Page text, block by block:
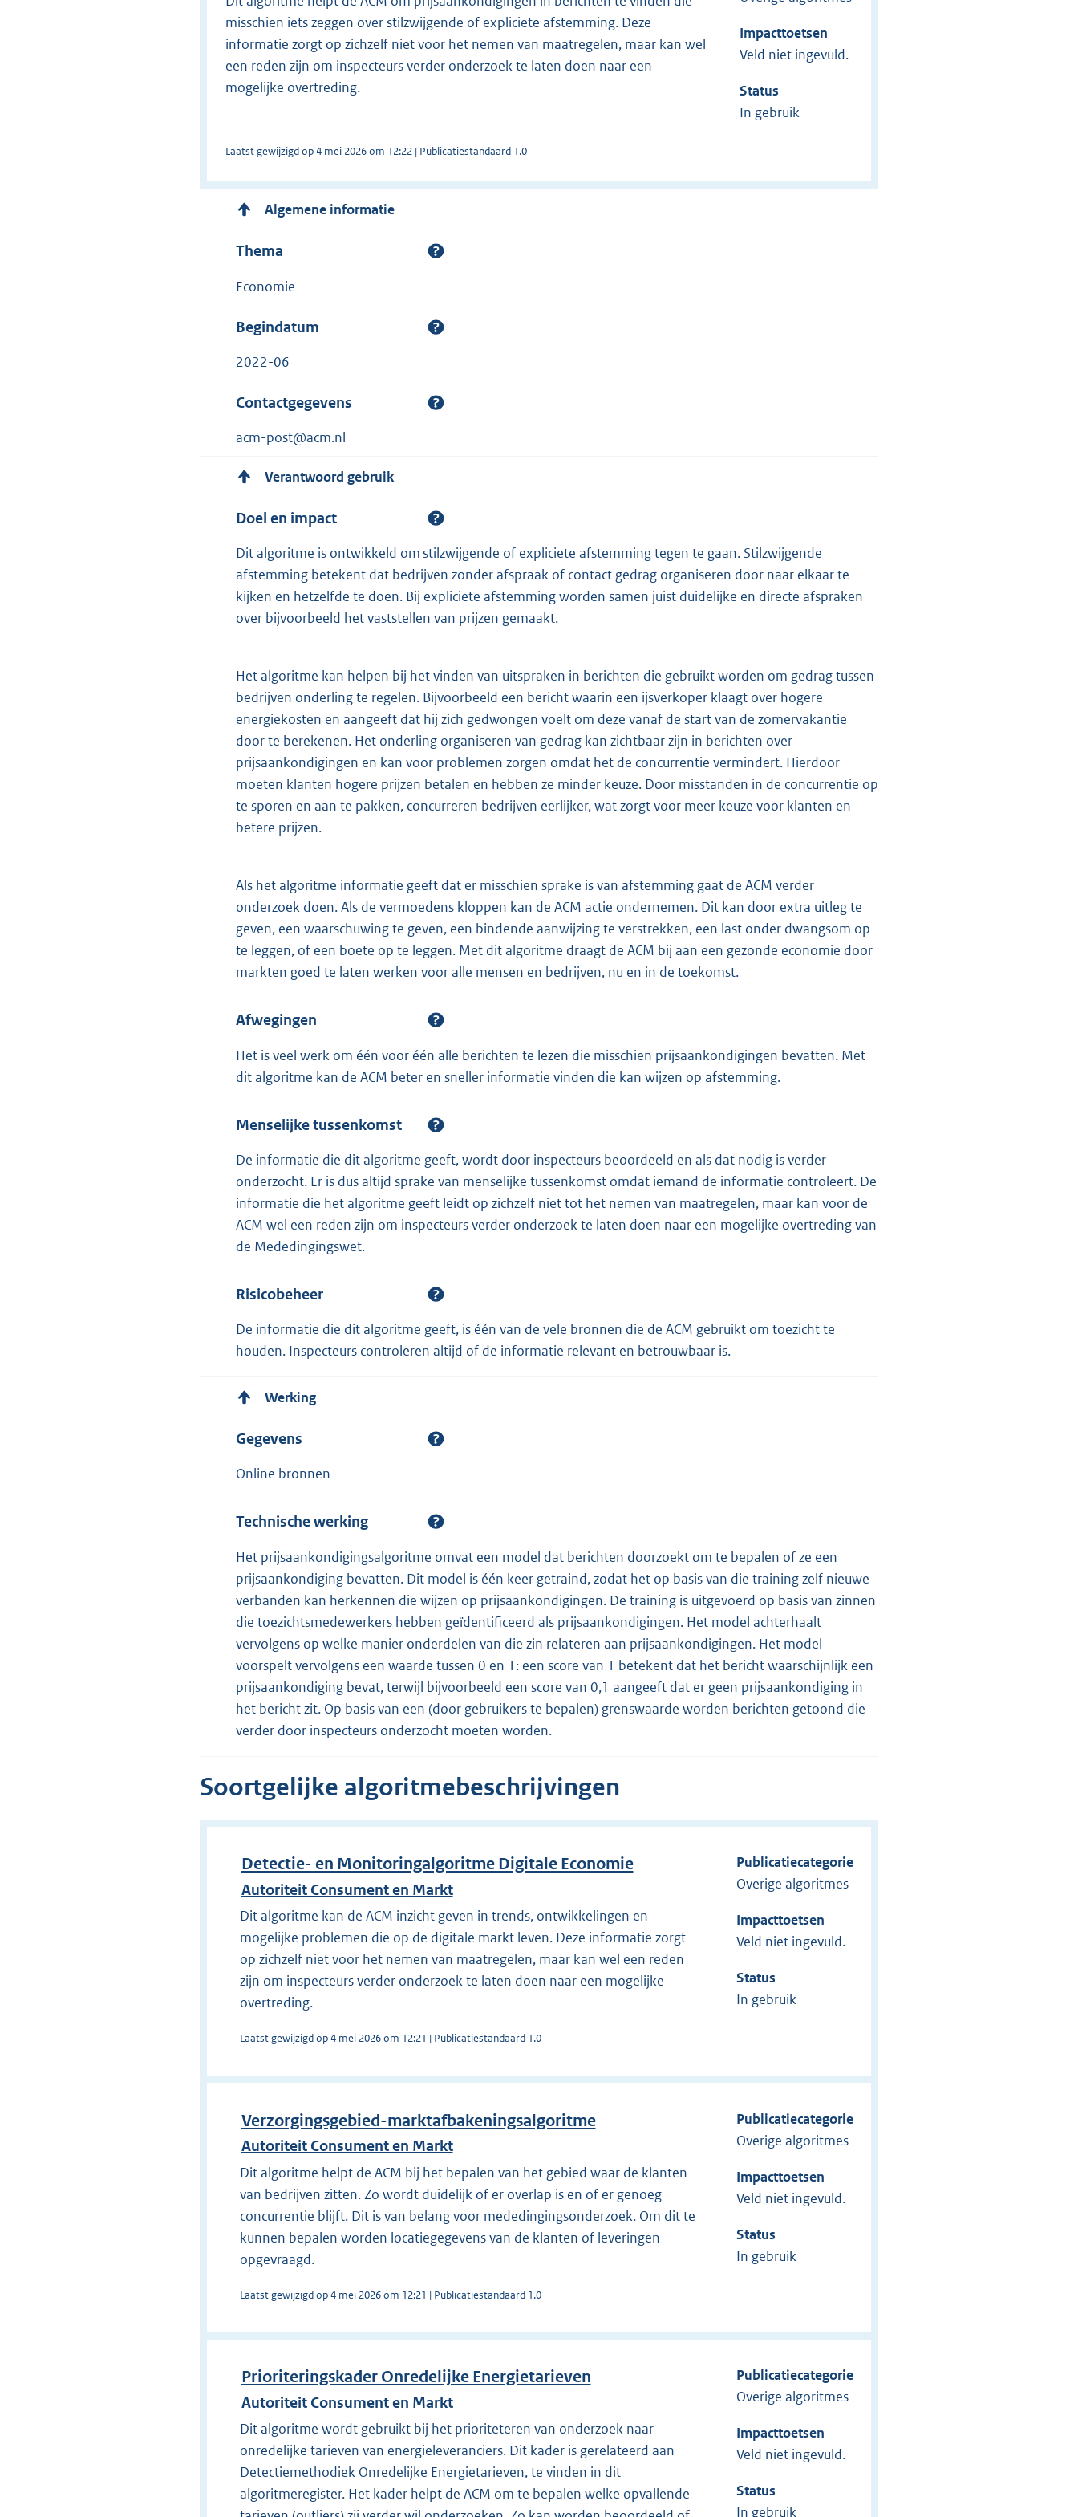
misschien iets zeggen over stilzwijgende of expliciete afstemming. Deze
informatie zorgt op zichzelf niet voor het nemen van maatregelen, maar kan wel
een reden zijn om inspecteurs verder onderzoek te laten doen naar een
mogelijke overtreding.
Laatst gewijzigd op 4 mei 2026 om 12:22 | Publicatiestandaard 1.0
Impacttoetsen
Veld niet ingevuld.
Status
In gebruik
Algemene informatie
Thema
Economie
Begindatum
2022-06
Contactgegevens
acm-post@acm.nl
Verantwoord gebruik
Doel en impact
Dit algoritme is ontwikkeld om stilzwijgende of expliciete afstemming tegen te gaan. Stilzwijgende
afstemming betekent dat bedrijven zonder afspraak of contact gedrag organiseren door naar elkaar te
kijken en hetzelfde te doen. Bij expliciete afstemming worden samen juist duidelijke en directe afspraken
over bijvoorbeeld het vaststellen van prijzen gemaakt.
Het algoritme kan helpen bij het vinden van uitspraken in berichten die gebruikt worden om gedrag tussen
bedrijven onderling te regelen. Bijvoorbeeld een bericht waarin een ijsverkoper klaagt over hogere
energiekosten en aangeeft dat hij zich gedwongen voelt om deze vanaf de start van de zomervakantie
door te berekenen. Het onderling organiseren van gedrag kan zichtbaar zijn in berichten over
prijsaankondigingen en kan voor problemen zorgen omdat het de concurrentie vermindert. Hierdoor
moeten klanten hogere prijzen betalen en hebben ze minder keuze. Door misstanden in de concurrentie op
te sporen en aan te pakken, concurreren bedrijven eerlijker, wat zorgt voor meer keuze voor klanten en
betere prijzen.
Als het algoritme informatie geeft dat er misschien sprake is van afstemming gaat de ACM verder
onderzoek doen. Als de vermoedens kloppen kan de ACM actie ondernemen. Dit kan door extra uitleg te
geven, een waarschuwing te geven, een bindende aanwijzing te verstrekken, een last onder dwangsom op
te leggen, of een boete op te leggen. Met dit algoritme draagt de ACM bij aan een gezonde economie door
markten goed te laten werken voor alle mensen en bedrijven, nu en in de toekomst.
Afwegingen
Het is veel werk om één voor één alle berichten te lezen die misschien prijsaankondigingen bevatten. Met
dit algoritme kan de ACM beter en sneller informatie vinden die kan wijzen op afstemming.
Menselijke tussenkomst
De informatie die dit algoritme geeft, wordt door inspecteurs beoordeeld en als dat nodig is verder
onderzocht. Er is dus altijd sprake van menselijke tussenkomst omdat iemand de informatie controleert. De
informatie die het algoritme geeft leidt op zichzelf niet tot het nemen van maatregelen, maar kan voor de
ACM wel een reden zijn om inspecteurs verder onderzoek te laten doen naar een mogelijke overtreding van
de Mededingingswet.
Risicobeheer
De informatie die dit algoritme geeft, is één van de vele bronnen die de ACM gebruikt om toezicht te
houden. Inspecteurs controleren altijd of de informatie relevant en betrouwbaar is.
Werking
Gegevens
Online bronnen
Technische werking
Het prijsaankondigingsalgoritme omvat een model dat berichten doorzoekt om te bepalen of ze een
prijsaankondiging bevatten. Dit model is één keer getraind, zodat het op basis van die training zelf nieuwe
verbanden kan herkennen die wijzen op prijsaankondigingen. De training is uitgevoerd op basis van zinnen
die toezichtsmedewerkers hebben geïdentificeerd als prijsaankondigingen. Het model achterhaalt
vervolgens op welke manier onderdelen van die zin relateren aan prijsaankondigingen. Het model
voorspelt vervolgens een waarde tussen 0 en 1: een score van 1 betekent dat het bericht waarschijnlijk een
prijsaankondiging bevat, terwijl bijvoorbeeld een score van 0,1 aangeeft dat er geen prijsaankondiging in
het bericht zit. Op basis van een (door gebruikers te bepalen) grenswaarde worden berichten getoond die
verder door inspecteurs onderzocht moeten worden.
Soortgelijke algoritmebeschrijvingen
Detectie- en Monitoringalgoritme Digitale Economie
Autoriteit Consument en Markt
Dit algoritme kan de ACM inzicht geven in trends, ontwikkelingen en
mogelijke problemen die op de digitale markt leven. Deze informatie zorgt
op zichzelf niet voor het nemen van maatregelen, maar kan wel een reden
zijn om inspecteurs verder onderzoek te laten doen naar een mogelijke
overtreding.
Laatst gewijzigd op 4 mei 2026 om 12:21 | Publicatiestandaard 1.0
Publicatiecategorie
Overige algoritmes
Impacttoetsen
Veld niet ingevuld.
Status
In gebruik
Verzorgingsgebied-marktafbakeningsalgoritme
Autoriteit Consument en Markt
Dit algoritme helpt de ACM bij het bepalen van het gebied waar de klanten
van bedrijven zitten. Zo wordt duidelijk of er overlap is en of er genoeg
concurrentie blijft. Dit is van belang voor mededingingsonderzoek. Om dit te
kunnen bepalen worden locatiegegevens van de klanten of leveringen
opgevraagd.
Laatst gewijzigd op 4 mei 2026 om 12:21 | Publicatiestandaard 1.0
Publicatiecategorie
Overige algoritmes
Impacttoetsen
Veld niet ingevuld.
Status
In gebruik
Prioriteringskader Onredelijke Energietarieven
Autoriteit Consument en Markt
Dit algoritme wordt gebruikt bij het prioriteteren van onderzoek naar
onredelijke tarieven van energieleveranciers. Dit kader is gerelateerd aan
Detectiemethodiek Onredelijke Energietarieven, te vinden in dit
algoritmeregister. Het kader helpt de ACM om te bepalen welke opvallende
Publicatiecategorie
Overige algoritmes
Impacttoetsen
Veld niet ingevuld.
Status
In gebruik